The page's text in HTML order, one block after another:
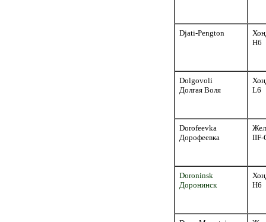
Djati-Pengton
H6
Dolgovoli
Долгая Воля
L6
Dorofeevka
Дорофеевка
IIF-
Doroninsk
Доронинск
H6